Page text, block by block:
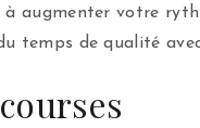
à augmenter votre
temps de qualité